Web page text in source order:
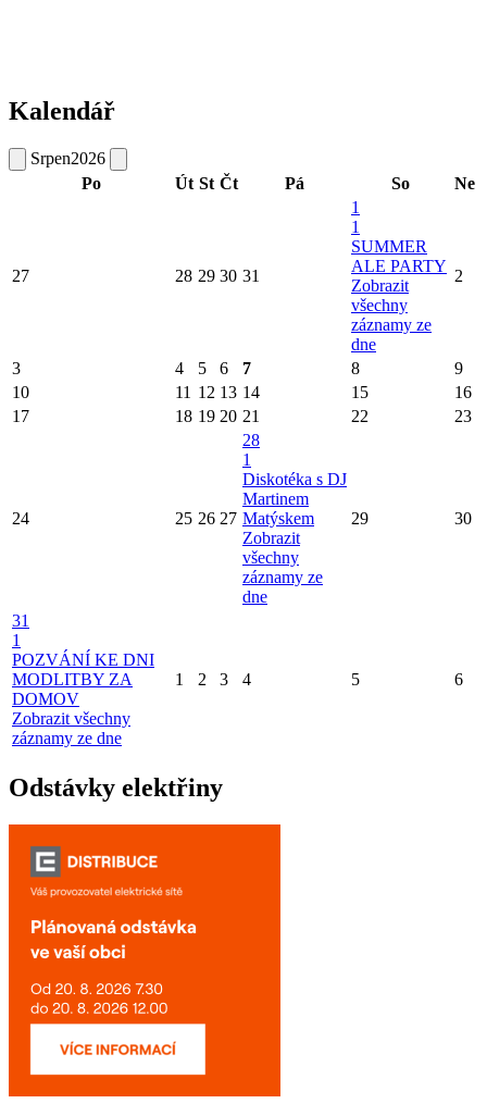
Kalendář
Srpen2026
Po
Út St Čt Pá So Ne
27 28 29 30 31
1
1
SUMMER
ALE PARTY
Zobrazit
všechny
záznamy ze
dne
2
3 4 5 6 7 8
9
10
11 12 13 14 15
16
17
18 19 20 21 22 23
24 25 26 27
28
1
Diskotéka s DJ
Martinem
Matýskem
Zobrazit
všechny
záznamy ze
dne
29 30
31
1
POZVÁNÍ KE DNI
MODLITBY ZA
DOMOV
Zobrazit všechny
záznamy ze dne
1 2 3 4 5 6
Odstávky elektřiny